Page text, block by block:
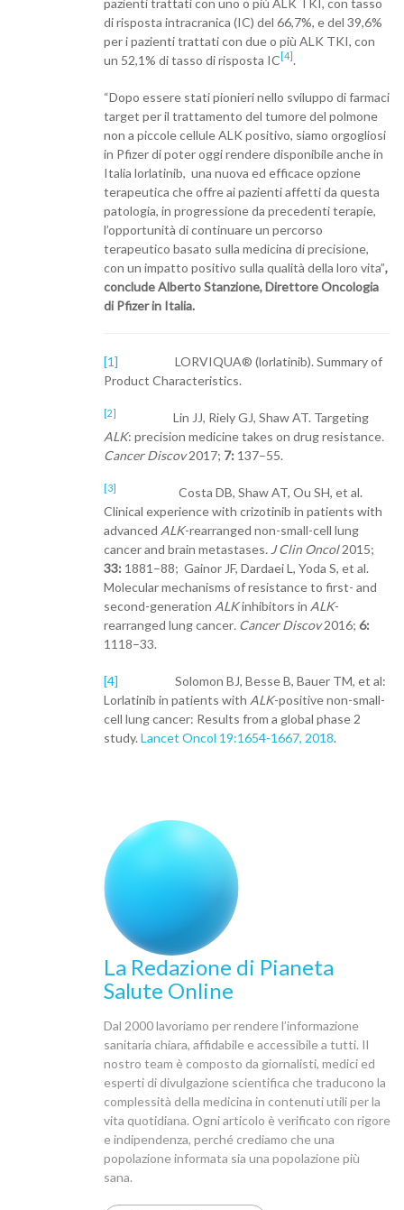
di risposta intracranica (IC) del 66,7%, e del 39,6%
per i pazienti trattati con due o più ALK TKI, con
un 52,1% di tasso di risposta IC [4] .
“Dopo essere stati pionieri nello sviluppo di farmaci
target per il trattamento del tumore del polmone
non a piccole cellule ALK positivo, siamo orgogliosi
in Pfizer di poter oggi rendere disponibile anche in
Italia lorlatinib, una nuova ed efficace opzione
terapeutica che offre ai pazienti affetti da questa
patologia, in progressione da precedenti terapie,
l’opportunità di continuare un percorso
terapeutico basato sulla medicina di precisione,
con un impatto positivo sulla qualità della loro vita”,
conclude Alberto Stanzione, Direttore Oncologia
di Pfizer in Italia.
[1] LORVIQUA® (lorlatinib). Summary of
Product Characteristics.
[2]
Lin JJ, Riely GJ, Shaw AT. Targeting
ALK: precision medicine takes on drug resistance.
Cancer Discov2017; 7: 137–55.
[3]
Costa DB, Shaw AT, Ou SH, et al.
Clinical experience with crizotinib in patients with
advanced ALK-rearranged non-small-cell lung
cancer and brain metastases. J Clin Oncol2015;
33: 1881–88; Gainor JF, Dardaei L, Yoda S, et al.
Molecular mechanisms of resistance to first- and
second-generation ALKinhibitors in ALK-
rearranged lung cancer. Cancer Discov2016; 6:
1118–33.
[4] Solomon BJ, Besse B, Bauer TM, et al:
Lorlatinib in patients with ALK-positive non-small-
cell lung cancer: Results from a global phase 2
study. Lancet Oncol 19:1654-1667, 2018.
La Redazione di Pianeta
Salute Online
Dal 2000 lavoriamo per rendere l’informazione
sanitaria chiara, affidabile e accessibile a tutti. Il
nostro team è composto da giornalisti, medici ed
esperti di divulgazione scientifica che traducono la
complessità della medicina in contenuti utili per la
vita quotidiana. Ogni articolo è verificato con rigore
e indipendenza, perché crediamo che una
popolazione informata sia una popolazione più
sana.